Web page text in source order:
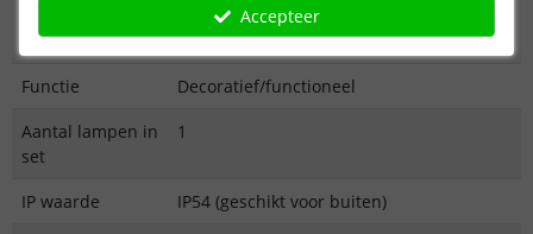
buitenverlichting
Staande lamp
Functie
Decoratief/functioneel
Aantal lampen in
set
1
IP waarde
IP54 (geschikt voor buiten)
Accepteer